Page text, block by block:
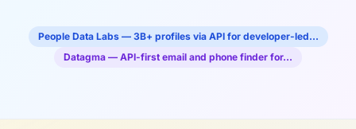
People Data Labs — 3B+ profiles via API for developer-led…
Datagma — API-first email and phone finder for…